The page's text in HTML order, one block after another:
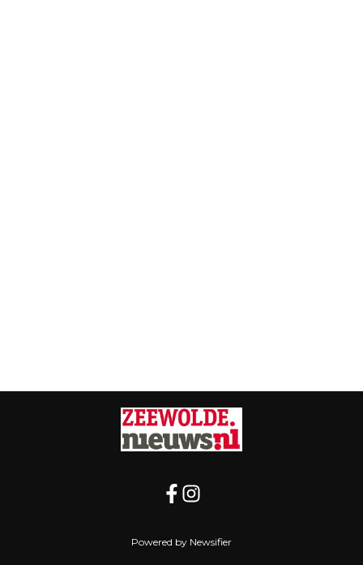
Powered by Newsifier